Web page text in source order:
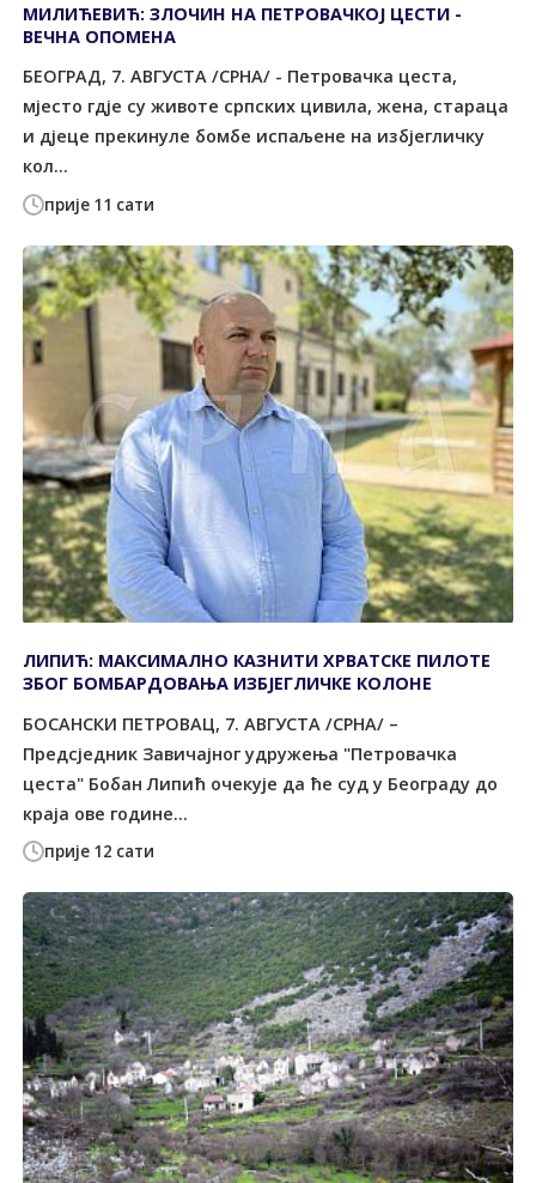
прије 11 сати
МИЛИЋЕВИЋ: ЗЛОЧИН НА ПЕТРОВАЧКОЈ ЦЕСТИ -
ВЕЧНА ОПОМЕНА
БЕОГРАД, 7. АВГУСТА /СРНА/ - Петровачка цеста,
мјесто гдје су животе српских цивила, жена, стараца
и дјеце прекинуле бомбе испаљене на избјегличку
кол...
прије 12 сати
ЛИПИЋ: МАКСИМАЛНО КАЗНИТИ ХРВАТСКЕ ПИЛОТЕ
ЗБОГ БОМБАРДОВАЊА ИЗБЈЕГЛИЧКЕ КОЛОНЕ
БОСАНСКИ ПЕТРОВАЦ, 7. АВГУСТА /СРНА/ –
Предсједник Завичајног удружења "Петровачка
цеста" Бобан Липић очекује да ће суд у Београду до
краја ове године...